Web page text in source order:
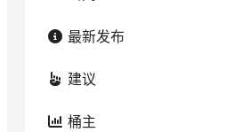
最新发布
建议
桶主